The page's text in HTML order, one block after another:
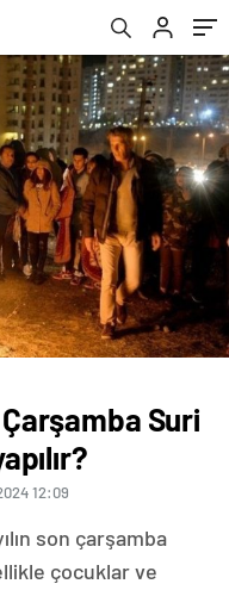
Suri
12:09
son çarşamba
çocuklar ve